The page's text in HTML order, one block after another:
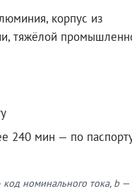
корпус из
тяжёлой
240 мин — по
номинального тока, b —